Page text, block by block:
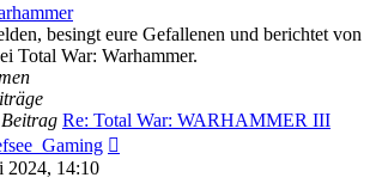
besingt eure Gefallenen und berichtet von
Total War: Warhammer.
Re: Total War: WARHAMMER III
2024, 14:10